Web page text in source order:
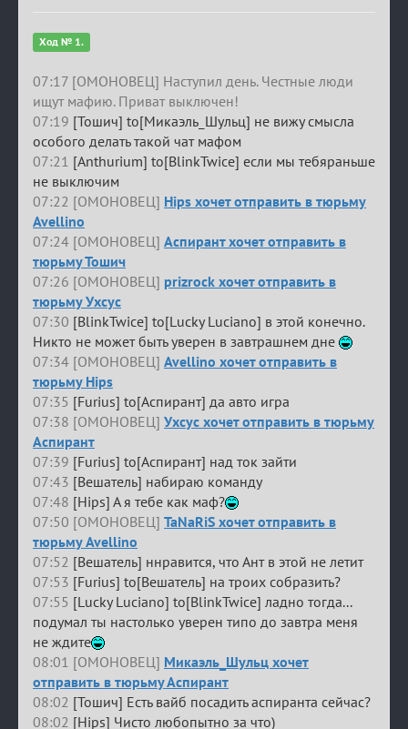
Ход № 1.
07:17 [ОМОНОВЕЦ] Наступил день. Честные люди
ищут мафию. Приват выключен!
07:19 [Тошич] to[Микаэль_Шульц] не вижу смысла
особого делать такой чат мафом
07:21 [Anthurium] to[BlinkTwice] если мы тебяраньше
не выключим
07:22 [ОМОНОВЕЦ] Hips хочет отправить в тюрьму
Avellino
07:24 [ОМОНОВЕЦ] Аспирант хочет отправить в
тюрьму Тошич
07:26 [ОМОНОВЕЦ] prizrock хочет отправить в
тюрьму Ухсус
07:30 [BlinkTwice] to[Lucky Luciano] в этой конечно.
Никто не может быть уверен в завтрашнем дне
07:34 [ОМОНОВЕЦ] Avellino хочет отправить в
тюрьму Hips
07:35 [Furius] to[Аспирант] да авто игра
07:38 [ОМОНОВЕЦ] Ухсус хочет отправить в тюрьму
Аспирант
07:39 [Furius] to[Аспирант] над ток зайти
07:43 [Вешатель] набираю команду
07:48 [Hips] А я тебе как маф?
07:50 [ОМОНОВЕЦ] TaNaRiS хочет отправить в
тюрьму Avellino
07:52 [Вешатель] ннравится, что Ант в этой не летит
07:53 [Furius] to[Вешатель] на троих собразить?
07:55 [Lucky Luciano] to[BlinkTwice] ладно тогда...
подумал ты настолько уверен типо до завтра меня
не ждите
08:01 [ОМОНОВЕЦ] Микаэль_Шульц хочет
отправить в тюрьму Аспирант
08:02 [Тошич] Есть вайб посадить аспиранта сейчас?
08:02 [Hips] Чисто любопытно за что)